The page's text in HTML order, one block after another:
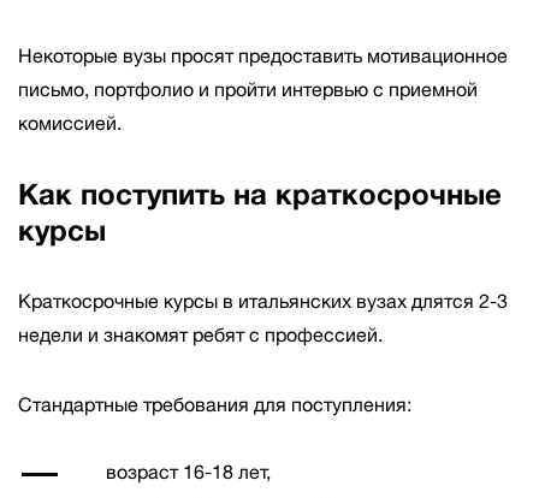
Некоторые вузы просят предоставить мотивационное
письмо, портфолио и пройти интервью с приемной
комиссией.
Как поступить на краткосрочные
курсы
Краткосрочные курсы в итальянских вузах длятся 2-3
недели и знакомят ребят с профессией.
Стандартные требования для поступления:
возраст 16-18 лет,